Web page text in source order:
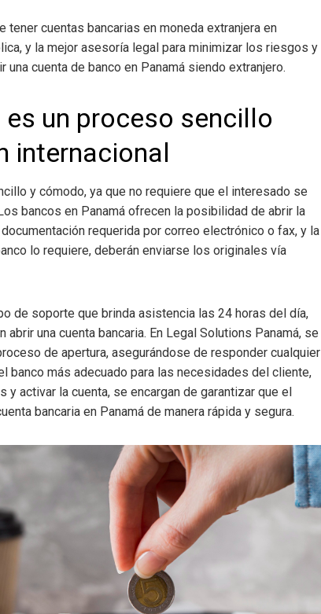
cuentas bancarias en moneda extranjera en
y la mejor asesoría legal para minimizar los riesgos y
cuenta de banco en Panamá siendo extranjero.
un proceso sencillo
internacional
y cómodo, ya que no requiere que el interesado se
bancos en Panamá ofrecen la posibilidad de abrir la
requerida por correo electrónico o fax, y la
lo requiere, deberán enviarse los originales vía
de soporte que brinda asistencia las 24 horas del día,
una cuenta bancaria. En Legal Solutions Panamá, se
de apertura, asegurándose de responder cualquier
banco más adecuado para las necesidades del cliente,
activar la cuenta, se encargan de garantizar que el
bancaria en Panamá de manera rápida y segura.